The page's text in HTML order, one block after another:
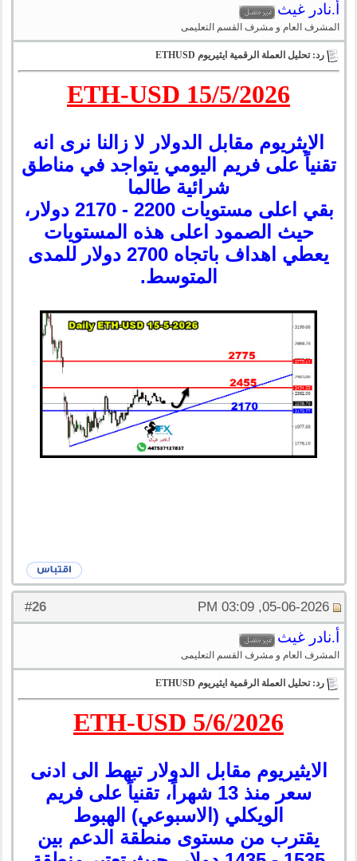
أ.نادر غيث
المشرف العام و مشرف القسم التعليمى
رد: تحليل العملة الرقمية ايثيريوم ETHUSD
ETH-USD 15/5/2026
الايثريوم مقابل الدولار لا زالنا نرى انه
تقنياً على فريم اليومي يتواجد في مناطق
شرائية طالما
بقي اعلى مستويات 2200 - 2170 دولار،
حيث الصمود اعلى هذه المستويات
يعطي اهداف باتجاه 2700 دولار للمدى
المتوسط.
#
26 05-06-2026, 03:09 PM
أ.نادر غيث
المشرف العام و مشرف القسم التعليمى
رد: تحليل العملة الرقمية ايثيريوم ETHUSD
ETH-USD 5/6/2026
الايثيريوم مقابل الدولار تبهط الى ادنى
سعر منذ 13 شهراً، تقنياً على فريم
الويكلي (الاسبوعي) الهبوط
يقترب من مستوى منطقة الدعم بين